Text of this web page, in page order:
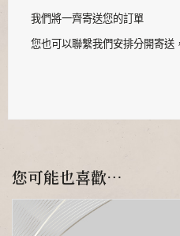
我們將一齊寄送您的訂單
您也可以聯繫我們安排分開寄送
您可能也喜歡…